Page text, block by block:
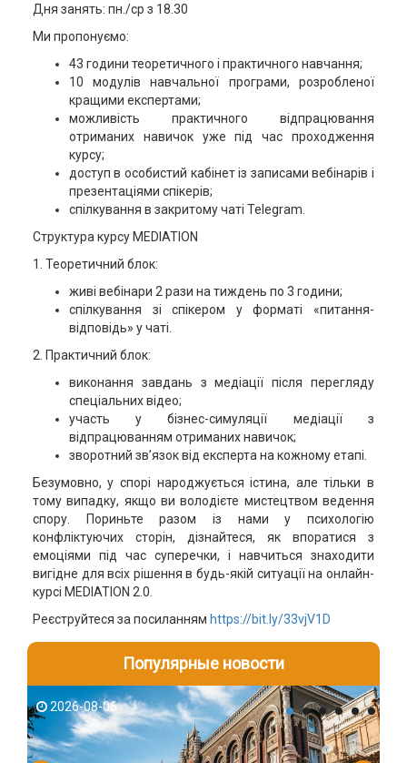
Дня занять: пн./ср з 18.30
Ми пропонуємо:
43 години теоретичного і практичного навчання;
10 модулів навчальної програми, розробленої
кращими експертами;
можливість практичного відпрацювання
отриманих навичок уже під час проходження
курсу;
доступ в особистий кабінет із записами вебінарів і
презентаціями спікерів;
спілкування в закритому чаті Telegram.
Структура курсу MEDIATION
1. Теоретичний блок:
живі вебінари 2 рази на тиждень по 3 години;
спілкування зі спікером у форматі «питання-
відповідь» у чаті.
2. Практичний блок:
виконання завдань з медіації після перегляду
спеціальних відео;
участь у бізнес-симуляції медіації з
відпрацюванням отриманих навичок;
зворотний зв’язок від експерта на кожному етапі.
Безумовно, у спорі народжується істина, але тільки в
тому випадку, якщо ви володієте мистецтвом ведення
спору. Пориньте разом із нами у психологію
конфліктуючих сторін, дізнайтеся, як впоратися з
емоціями під час суперечки, і навчиться знаходити
вигідне для всіх рішення в будь-якій ситуації на онлайн-
курсі MEDIATION 2.0.
Реєструйтеся за посиланням https://bit.ly/33vjV1D
Популярные новости
2026-08-06